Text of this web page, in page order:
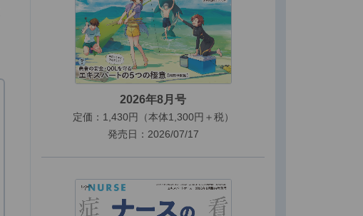
2026年8月号
定価：1,430円（本体1,300円＋税）
発売日：2026/07/17